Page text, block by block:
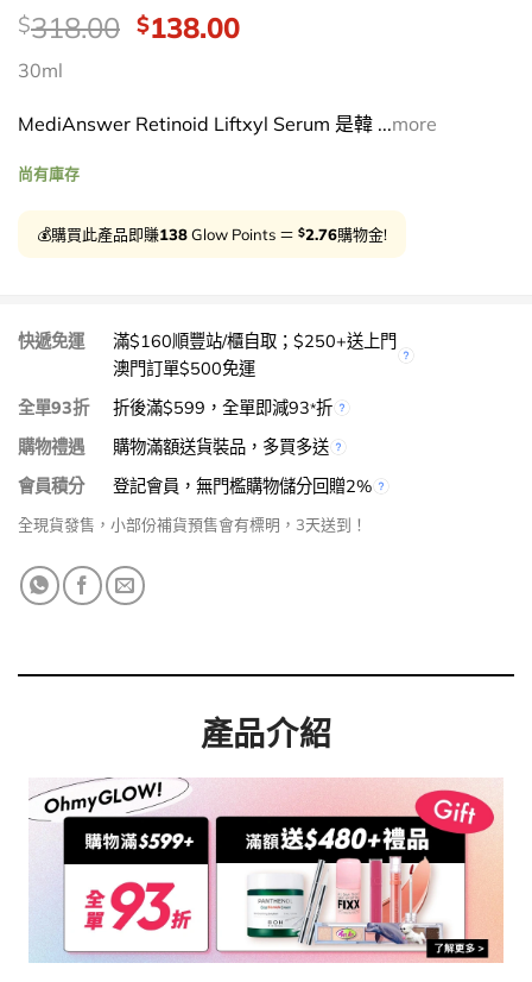
價
錢：
$318.00 Original
$318.00.
$138.00Current
$138.00.
30ml
MediAnswer Retinoid Liftxyl Serum 是韓 ...more
尚有庫存
💰購買此產品即賺138Glow Points ＝ $2.76購物金!
快遞免運
滿$160順豐站/櫃自取；$250+送上門
澳門訂單$500免運
全單93折
折後滿$599，全單即減93*折
購物禮遇
購物滿額送貨裝品，多買多送
會員積分
登記會員，無門檻購物儲分回贈2%
全現貨發售，小部份補貨預售會有標明，3天送到！
產品介紹